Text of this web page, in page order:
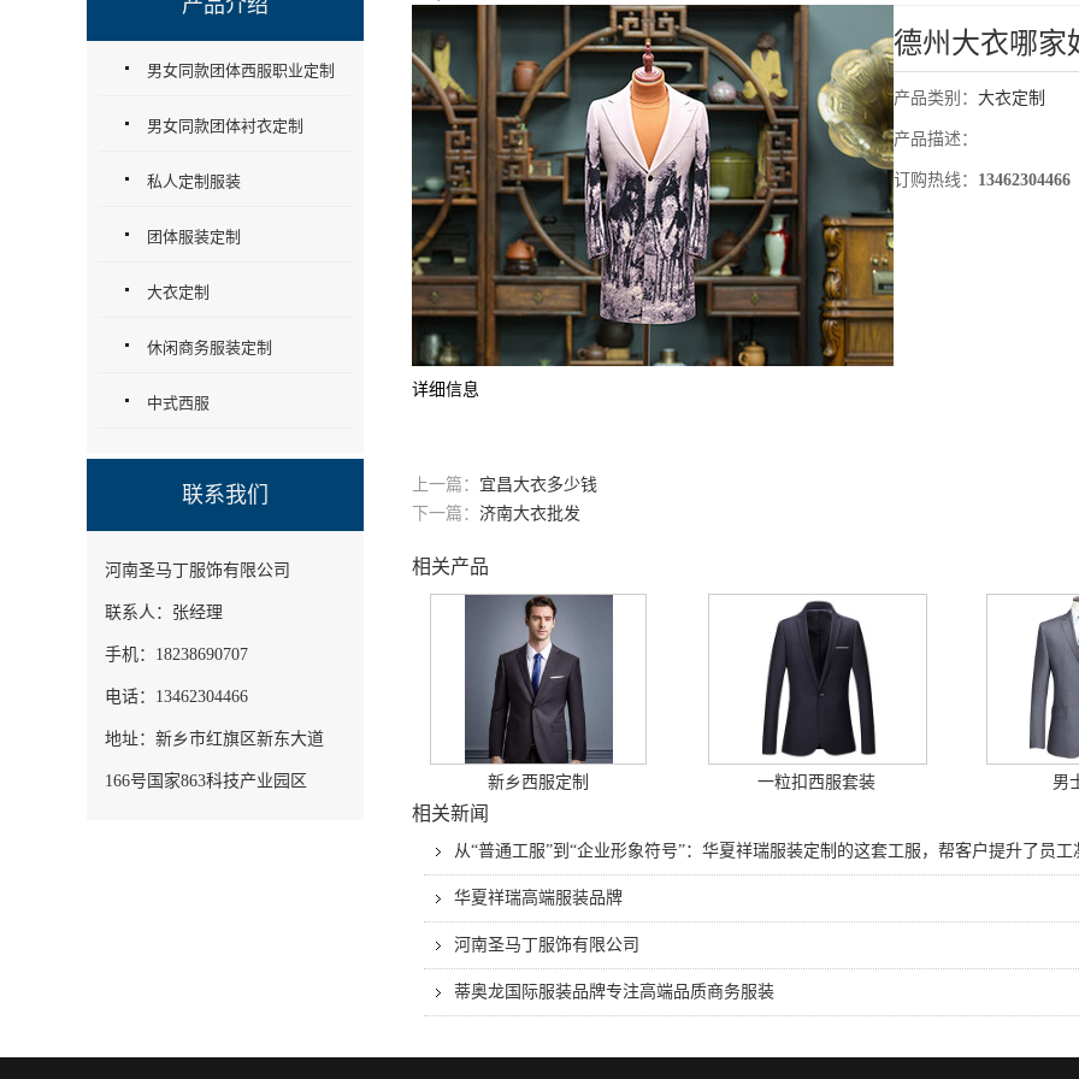
德州大衣哪家
产品类别： 大衣定制
产品描述：
订购热线： 13462304466
详细信息
上一篇： 宜昌大衣多少钱
下一篇： 济南大衣批发
相关产品
新乡西服定制 一粒扣西服套装 男
相关新闻
从“普通工服”到“企业形象符号”：华夏祥瑞服装定制的这套工服，帮客户提升了员工
华夏祥瑞高端服装品牌
河南圣马丁服饰有限公司
蒂奥龙国际服装品牌专注高端品质商务服装
产品介绍
男女同款团体西服职业定制
男女同款团体衬衣定制
私人定制服装
团体服装定制
大衣定制
休闲商务服装定制
中式西服
联系我们
河南圣马丁服饰有限公司
联系人：张经理
手机：18238690707
电话：13462304466
地址：新乡市红旗区新东大道
166号国家863科技产业园区